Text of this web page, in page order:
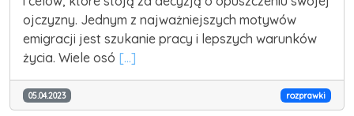
ojczyzny. Jednym z najważniejszych motywów
emigracji jest szukanie pracy i lepszych warunków
życia. Wiele osó [...]
05.04.2023 rozprawki